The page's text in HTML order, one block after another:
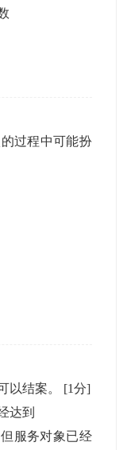
过程中可能扮
以结案。 [1分]
达到
服务对象已经